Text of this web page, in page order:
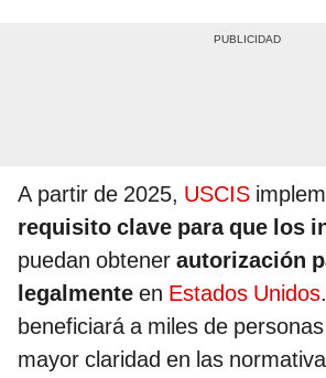
A partir de 2025, USCIS
requisito clave para que los
puedan obtener autorización
legalmente en Estados Unidos
beneficiará a miles de
mayor claridad en las